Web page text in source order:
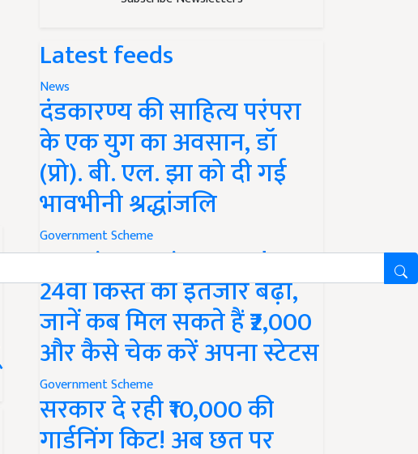
Latest feeds
News
दंडकारण्य की साहित्य परंपरा
के एक युग का अवसान, डॉ
(प्रो). बी. एल. झा को दी गई
भावभीनी श्रद्धांजलि
Government Scheme
PM Kisan Yojana Update:
24वीं किस्त का इंतजार बढ़ा,
जानें कब मिल सकते हैं ₹2,000
और कैसे चेक करें अपना स्टेटस
Government Scheme
सरकार दे रही ₹10,000 की
गार्डनिंग किट! अब छत पर